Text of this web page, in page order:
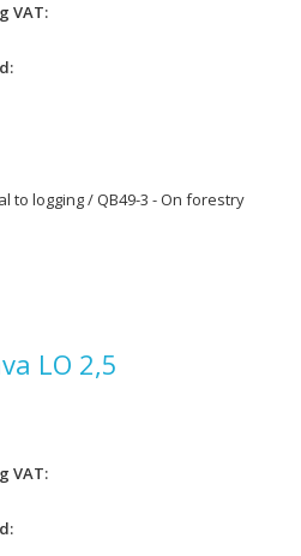
VAT
to logging / QB49-3 - On forestry
LO 2,5
VAT